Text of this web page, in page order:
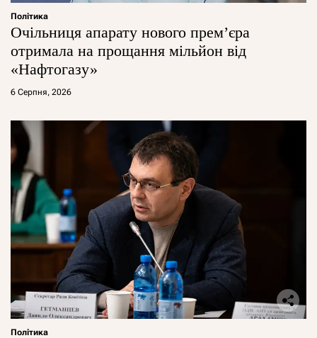
Політика
Очільниця апарату нового прем’єра
отримала на прощання мільйон від
«Нафтогазу»
6 Серпня, 2026
Політика